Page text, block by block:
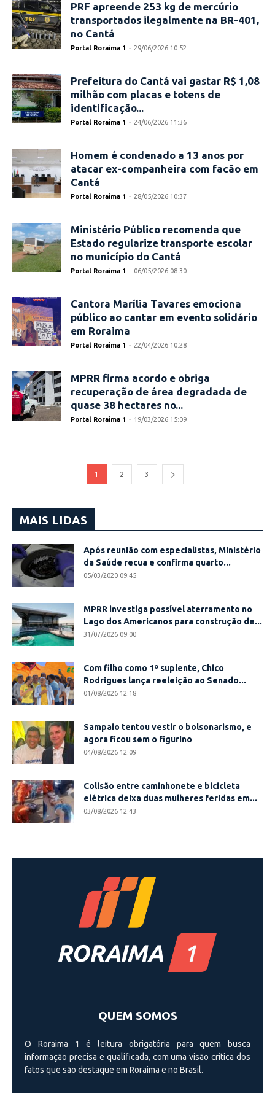
PRF apreende 253 kg de mercúrio
transportados ilegalmente na BR-401,
no Cantá
Portal Roraima 1 - 29/06/2026 10:52
Prefeitura do Cantá vai gastar R$ 1,08
milhão com placas e totens de
identificação...
Portal Roraima 1 - 24/06/2026 11:36
Homem é condenado a 13 anos por
atacar ex-companheira com facão em
Cantá
Portal Roraima 1 - 28/05/2026 10:37
Ministério Público recomenda que
Estado regularize transporte escolar
no município do Cantá
Portal Roraima 1 - 06/05/2026 08:30
Cantora Marília Tavares emociona
público ao cantar em evento solidário
em Roraima
Portal Roraima 1 - 22/04/2026 10:28
MPRR firma acordo e obriga
recuperação de área degradada de
quase 38 hectares no...
Portal Roraima 1 - 19/03/2026 15:09
1 2 3
MAIS LIDAS
Após reunião com especialistas, Ministério
da Saúde recua e confirma quarto...
05/03/2020 09:45
MPRR investiga possível aterramento no
Lago dos Americanos para construção de...
31/07/2026 09:00
Com filho como 1º suplente, Chico
Rodrigues lança reeleição ao Senado...
01/08/2026 12:18
Sampaio tentou vestir o bolsonarismo, e
agora ficou sem o figurino
04/08/2026 12:09
Colisão entre caminhonete e bicicleta
elétrica deixa duas mulheres feridas em...
03/08/2026 12:43
QUEM SOMOS
O Roraima 1 é leitura obrigatória para quem busca
informação precisa e qualificada, com uma visão crí­tica dos
fatos que são destaque em Roraima e no Brasil.